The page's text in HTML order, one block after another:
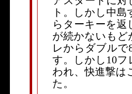
ト。しかし中
らターキーを
が続かないもど
レからダブル
す。しかし10
われ、快進撃は
た。